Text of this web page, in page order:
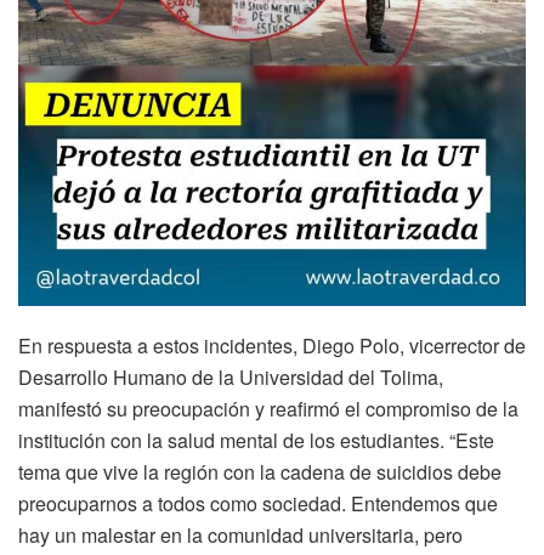
En respuesta a estos incidentes, Diego Polo, vicerrector de
Desarrollo Humano de la Universidad del Tolima,
manifestó su preocupación y reafirmó el compromiso de la
institución con la salud mental de los estudiantes. “Este
tema que vive la región con la cadena de suicidios debe
preocuparnos a todos como sociedad. Entendemos que
hay un malestar en la comunidad universitaria, pero